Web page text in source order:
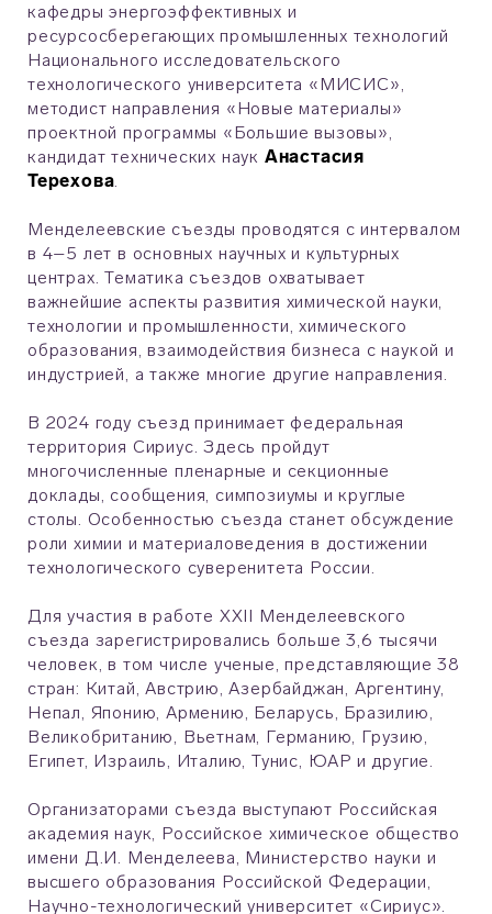
кафедры энергоэффективных и
ресурсосберегающих промышленных технологий
Национального исследовательского
технологического университета «МИСИС»,
методист направления «Новые материалы»
проектной программы «Большие вызовы»,
кандидат технических наук Анастасия
Терехова.
Менделеевские съезды проводятся с интервалом
в 4–5 лет в основных научных и культурных
центрах. Тематика съездов охватывает
важнейшие аспекты развития химической науки,
технологии и промышленности, химического
образования, взаимодействия бизнеса с наукой и
индустрией, а также многие другие направления.
В 2024 году съезд принимает федеральная
территория Сириус. Здесь пройдут
многочисленные пленарные и секционные
доклады, сообщения, симпозиумы и круглые
столы. Особенностью съезда станет обсуждение
роли химии и материаловедения в достижении
технологического суверенитета России.
Для участия в работе XXII Менделеевского
съезда зарегистрировались больше 3,6 тысячи
человек, в том числе ученые, представляющие 38
стран: Китай, Австрию, Азербайджан, Аргентину,
Непал, Японию, Армению, Беларусь, Бразилию,
Великобританию, Вьетнам, Германию, Грузию,
Египет, Израиль, Италию, Тунис, ЮАР и другие.
Организаторами съезда выступают Российская
академия наук, Российское химическое общество
имени Д.И. Менделеева, Министерство науки и
высшего образования Российской Федерации,
Научно-технологический университет «Сириус».